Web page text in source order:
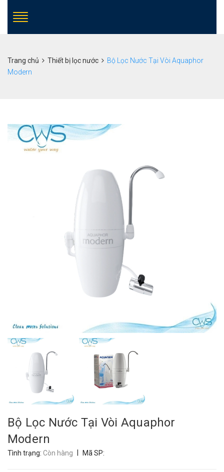
Trang chủ Thiết bị lọc nước
Bộ Lọc Nước Tại Vòi Aquaphor
Modern
Bộ Lọc Nước Tại Vòi Aquaphor
Modern
Tình trạng: Còn hàng Mã SP: